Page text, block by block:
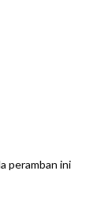
peramban ini